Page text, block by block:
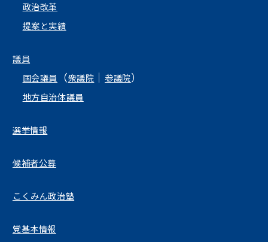
政治改革
提案と実績
議員
国会議員
（衆議院 ｜参議院）
地方自治体議員
選挙情報
候補者公募
こくみん政治塾
党基本情報